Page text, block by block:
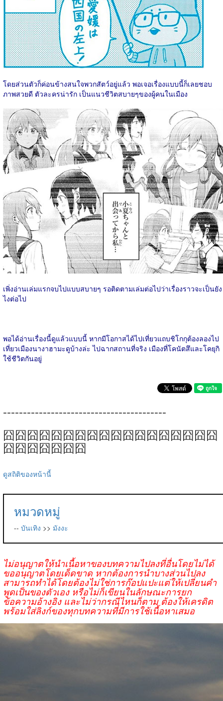
โดยส่วนตัวก็ค่อนข้างสนใจพวกสัตว์อยู่แล้ว พอเจอเรื่องแบบนี้ก็เลยชอบ
ภาพสวยดี ตัวละครน่ารัก เป็นแนวชีวิตสบายๆของผู้คนในเมือง
เพิ่งอ่านเล่มแรกจบไปแบบสบายๆ รอติดตามเล่มต่อไปว่าเรื่องราวจะเป็นยัง
ไงต่อไป
พอได้อ่านเรื่องนี้ดูแล้วแบบนี้ หากมีโอกาสได้ไปเที่ยวแถบชิโกกุต้องลองไป
เที่ยวเมืองนางาฮามะดูบ้างล่ะ ไปฉากสถานที่จริง เมืองที่โคนัตสึและโคยุกิ
ใช้ชีวิตกันอยู่
-----------------------------------------
囧囧囧囧囧囧囧囧囧囧囧囧囧囧囧囧囧囧
囧囧囧囧囧囧囧
ดูสถิติของหน้านี้
หมวดหมู่
-- บันเทิง >> มังงะ
ไม่อนุญาตให้นำเนื้อหาของบทความไปลงที่อื่นโดยไม่ได้
ขออนุญาตโดยเด็ดขาด หากต้องการนำบางส่วนไปลง
สามารถทำได้โดยต้องไม่ใช่การก๊อปแปะแต่ให้เปลี่ยนคำ
พูดเป็นของตัวเอง หรือไม่ก็เขียนในลักษณะการยก
ข้อความอ้างอิง และไม่ว่ากรณีไหนก็ตาม ต้องให้เครดิต
พร้อมใส่ลิงก์ของทุกบทความที่มีการใช้เนื้อหาเสมอ